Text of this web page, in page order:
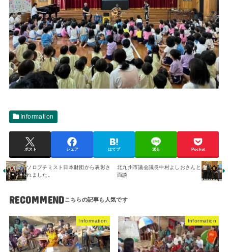
Information
ポスト シェア はてブ 送る Pocket
ソロプチミスト日本財団から表彰さ
れました。
北九州市議会議長中村よしおさんと
面談
RECOMMEND
Information Information